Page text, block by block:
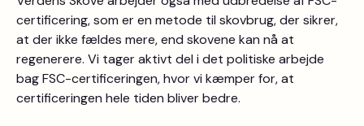
certificering, som er en metode til skovbrug, der sikrer,
at der ikke fældes mere, end skovene kan nå at
regenerere. Vi tager aktivt del i det politiske arbejde
bag FSC-certificeringen, hvor vi kæmper for, at
certificeringen hele tiden bliver bedre.